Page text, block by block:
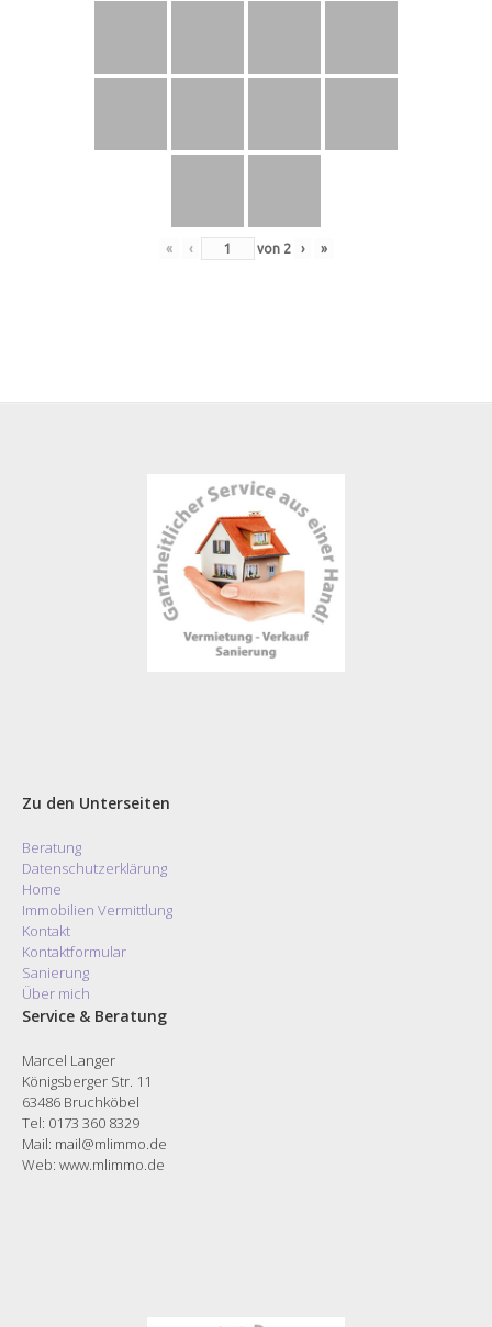
« ‹ von 2 › »
Zu den Unterseiten
Beratung
Datenschutzerklärung
Home
Immobilien Vermittlung
Kontakt
Kontaktformular
Sanierung
Über mich
Service & Beratung
Marcel Langer
Königsberger Str. 11
63486 Bruchköbel
Tel: 0173 360 8329
Mail: mail@mlimmo.de
Web: www.mlimmo.de